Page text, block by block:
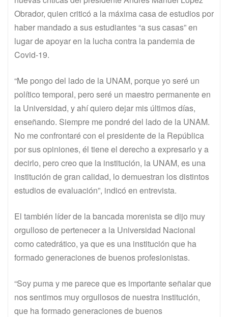
Obrador, quien criticó a la máxima casa de estudios por
haber mandado a sus estudiantes “a sus casas” en
lugar de apoyar en la lucha contra la pandemia de
Covid-19.
“Me pongo del lado de la UNAM, porque yo seré un
político temporal, pero seré un maestro permanente en
la Universidad, y ahí quiero dejar mis últimos días,
enseñando. Siempre me pondré del lado de la UNAM.
No me confrontaré con el presidente de la República
por sus opiniones, él tiene el derecho a expresarlo y a
decirlo, pero creo que la institución, la UNAM, es una
institución de gran calidad, lo demuestran los distintos
estudios de evaluación”, indicó en entrevista.
El también líder de la bancada morenista se dijo muy
orgulloso de pertenecer a la Universidad Nacional
como catedrático, ya que es una institución que ha
formado generaciones de buenos profesionistas.
“Soy puma y me parece que es importante señalar que
nos sentimos muy orgullosos de nuestra institución,
que ha formado generaciones de buenos